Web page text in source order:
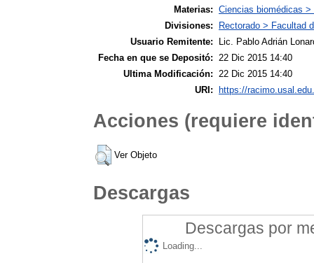
Materias: Ciencias biomédicas
Divisiones:
Rectorado > Facultad
Usuario Remitente:
Lic. Pablo Adrián
Fecha en que se Depositó: 22 Dic 2015 14:40
Ultima Modificación: 22 Dic 2015 14:40
URI:
https://
Acciones (requiere
Ver Objeto
Descargas
Descargas por
Loading...